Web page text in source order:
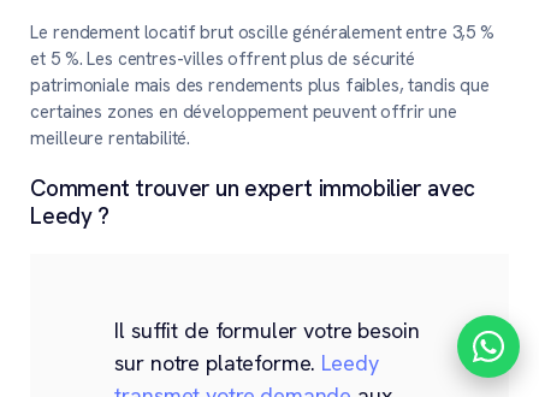
Le rendement locatif brut oscille généralement entre 3,5 %
et 5 %. Les centres-villes offrent plus de sécurité
patrimoniale mais des rendements plus faibles, tandis que
certaines zones en développement peuvent offrir une
meilleure rentabilité.
Comment trouver un expert immobilier avec
Leedy ?
Il suffit de formuler votre besoin
sur notre plateforme. Leedy